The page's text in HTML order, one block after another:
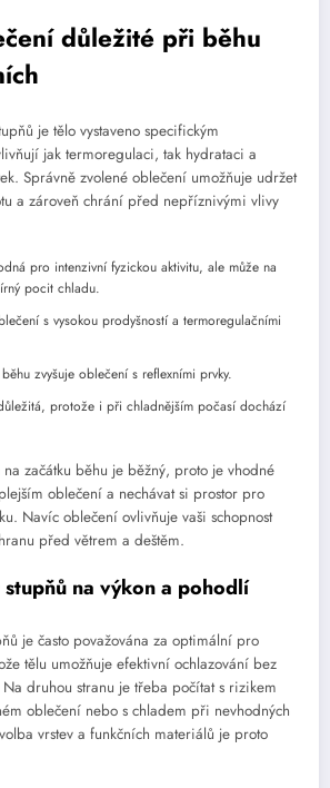
důležité při běhu
je tělo vystaveno specifickým
jak termoregulaci, tak hydrataci a
Správně zvolené oblečení umožňuje udržet
a zároveň chrání před nepříznivými vlivy
pro intenzivní fyzickou aktivitu, ale může na
pocit chladu.
s vysokou prodyšností a termoregulačními
zvyšuje oblečení s reflexními prvky.
protože i při chladnějším počasí dochází
začátku běhu je běžný, proto je vhodné
oblečení a nechávat si prostor pro
Navíc oblečení ovlivňuje vaši schopnost
před větrem a deštěm.
na výkon a pohodlí
je často považována za optimální pro
tělu umožňuje efektivní ochlazování bez
druhou stranu je třeba počítat s rizikem
oblečení nebo s chladem při nevhodných
vrstev a funkčních materiálů je proto